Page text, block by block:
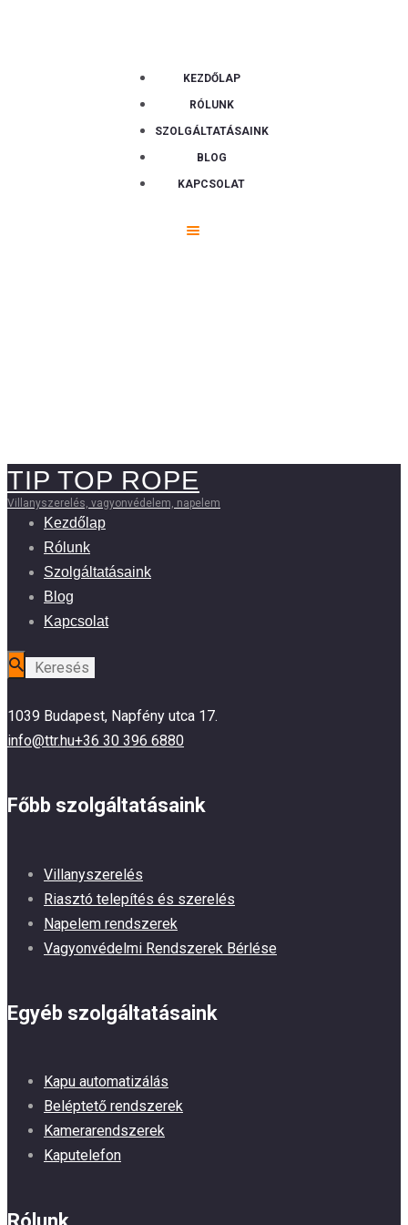
KEZDŐLAP
RÓLUNK
SZOLGÁLTATÁSAINK
BLOG
KAPCSOLAT
TIP TOP ROPE
Villanyszerelés, vagyonvédelem, napelem
Kezdőlap
Rólunk
Szolgáltatásaink
Blog
Kapcsolat
1039 Budapest, Napfény utca 17.
info@ttr.hu+36 30 396 6880
Főbb szolgáltatásaink
Villanyszerelés
Riasztó telepítés és szerelés
Napelem rendszerek
Vagyonvédelmi Rendszerek Bérlése
Egyéb szolgáltatásaink
Kapu automatizálás
Beléptető rendszerek
Kamerarendszerek
Kaputelefon